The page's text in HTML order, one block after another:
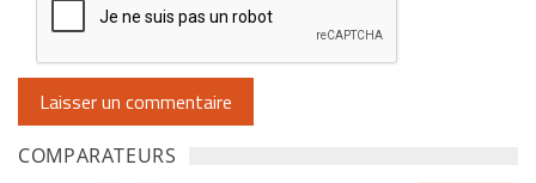
COMPARATEURS